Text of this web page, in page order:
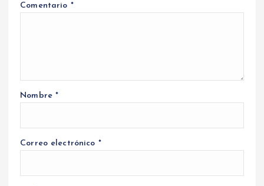
Comentario *
Nombre*
Correo electrónico *